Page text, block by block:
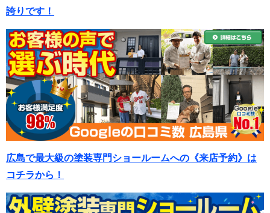
誇りです！
広島で最大級の塗装専門ショールームへの《来店予約》は
コチラから！